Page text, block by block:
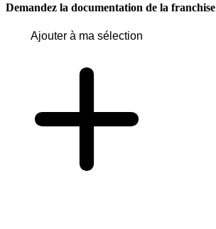
Demandez la documentation de la franchise
Ajouter à ma sélection